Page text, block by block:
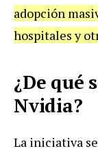
adopción
hospitales y
¿De qué
Nvidia?
La iniciativa